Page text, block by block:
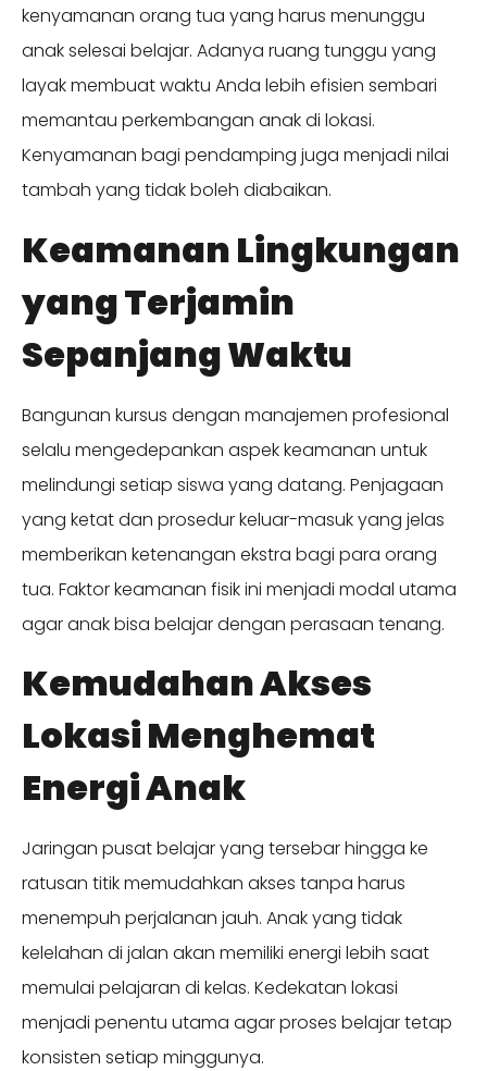
kenyamanan orang tua yang harus menunggu
anak selesai belajar. Adanya ruang tunggu yang
layak membuat waktu Anda lebih efisien sembari
memantau perkembangan anak di lokasi.
Kenyamanan bagi pendamping juga menjadi nilai
tambah yang tidak boleh diabaikan.
Keamanan Lingkungan
yang Terjamin
Sepanjang Waktu
Bangunan kursus dengan manajemen profesional
selalu mengedepankan aspek keamanan untuk
melindungi setiap siswa yang datang. Penjagaan
yang ketat dan prosedur keluar-masuk yang jelas
memberikan ketenangan ekstra bagi para orang
tua. Faktor keamanan fisik ini menjadi modal utama
agar anak bisa belajar dengan perasaan tenang.
Kemudahan Akses
Lokasi Menghemat
Energi Anak
Jaringan pusat belajar yang tersebar hingga ke
ratusan titik memudahkan akses tanpa harus
menempuh perjalanan jauh. Anak yang tidak
kelelahan di jalan akan memiliki energi lebih saat
memulai pelajaran di kelas. Kedekatan lokasi
menjadi penentu utama agar proses belajar tetap
konsisten setiap minggunya.